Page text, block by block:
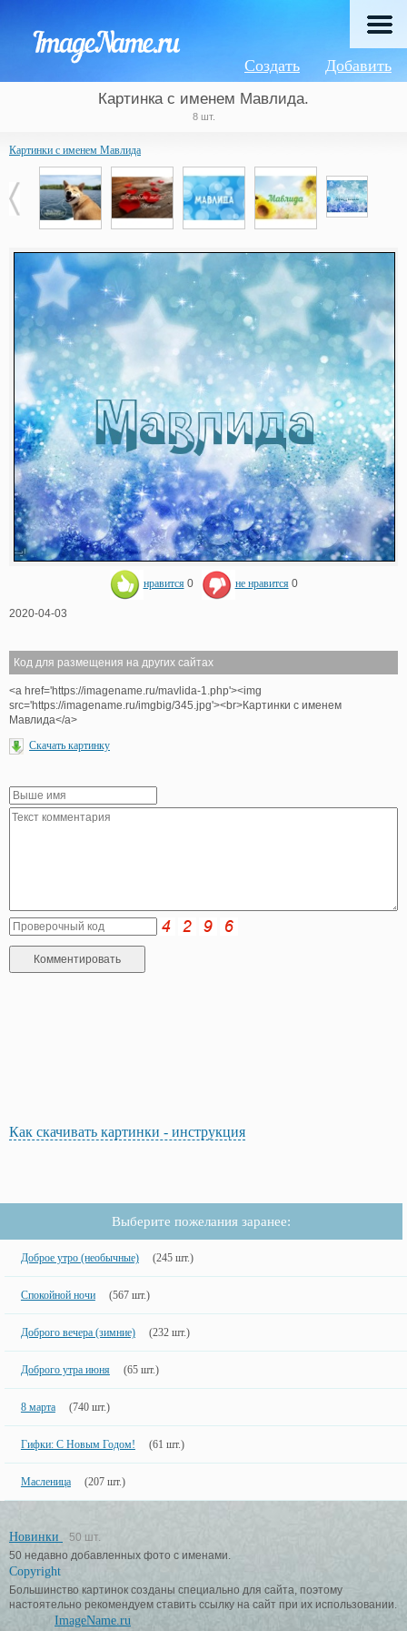
Добавить
Создать
Картинка с именем Мавлида.
8 шт.
Картинки с именем Мавлида
нравится 0 не нравится 0
2020-04-03
Код для размещения на других сайтах
<a href='https://imagename.ru/mavlida-1.php'><img
src='https://imagename.ru/imgbig/345.jpg'><br>Картинки с именем
Мавлида</a>
Скачать картинку
Как скачивать картинки - инструкция
Выберите пожелания заранее:
Доброе утро (необычные) (245 шт.)
Спокойной ночи (567 шт.)
Доброго вечера (зимние) (232 шт.)
Доброго утра июня (65 шт.)
8 марта (740 шт.)
Гифки: С Новым Годом! (61 шт.)
Масленица (207 шт.)
Новинки
50 шт.
50 недавно добавленных фото с именами.
Copyright
Большинство картинок созданы специально для сайта, поэтому
настоятельно рекомендуем ставить ссылку на сайт при их использовании.
ImageName.ru